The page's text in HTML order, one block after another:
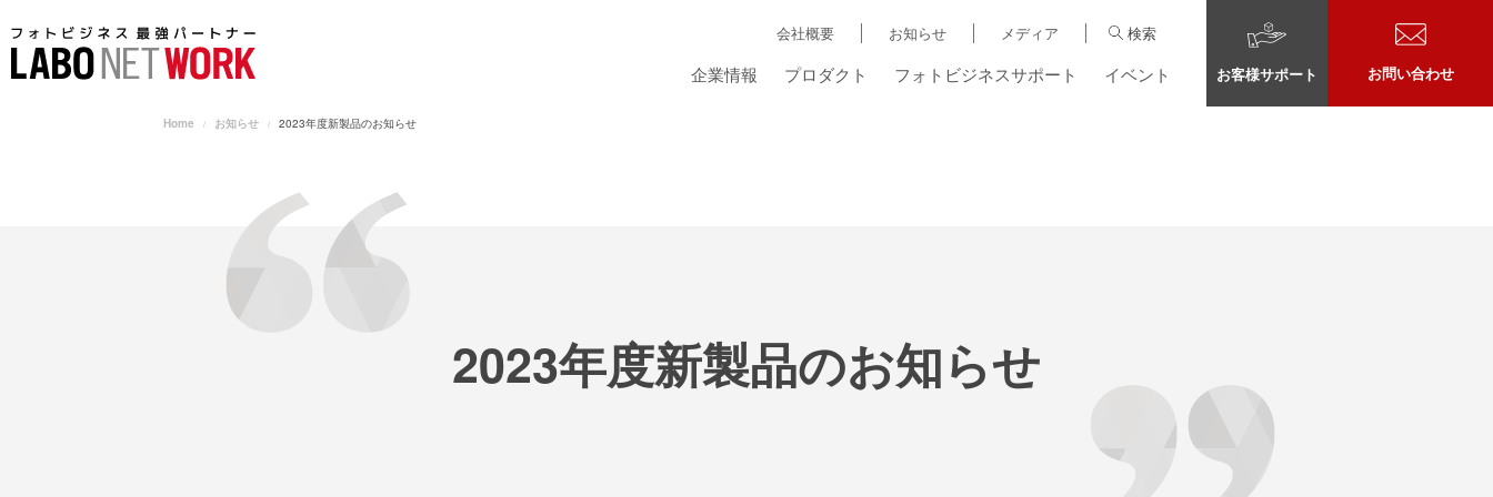
会社概要 お知らせ メディア 検索
企業情報 プロダクト フォトビジネスサポート イベント お客様サポート お問い合わせ
Home お知らせ 2023年度新製品のお知らせ
2023年度新製品のお知らせ